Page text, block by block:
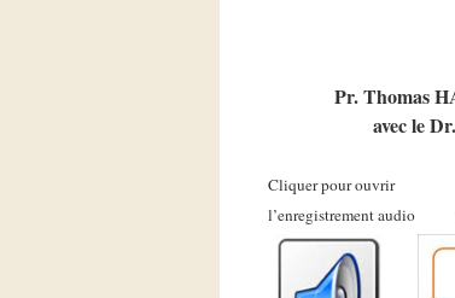
Pr. Thomas
avec le
Cliquer pour
l’enregistrement